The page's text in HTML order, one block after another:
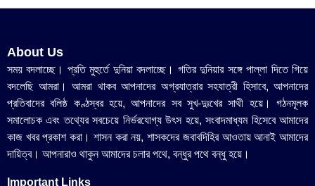
About Us
সময় বদলাচ্ছে। প্রতি মুহুর্তে দুনিয়া বদলাচ্ছে। গতির দুনিয়ার সঙ্গে পাল্লা দিতে গিয়ে
বদলেছি আমরা। আমরা থাকব আপনাদের অগ্রযাত্রার সহযাত্রী হিসাবে, আপনাদের
প্রতিবাদের বলিষ্ঠ কণ্ঠস্বর হয়ে, আপনাদের সব সুখ-দুঃখের সাথী হয়ে। গঠনমূলক
সমালোচক এবং তথ্যের সবচেয়ে নির্ভরযোগ্য উ‍ৎস হয়ে, সংবাদমাধ্যম হিসেবে আমাদের
কাজ খবর প্রকাশ করা। শাসন করা নয়, শাসকদের জবাবদিহির আওতায় আনাই আমাদের
দায়িত্ব। আপনারাও থাকুন আমাদের চলার পথে, বন্ধুর পথে বন্ধু হয়ে।